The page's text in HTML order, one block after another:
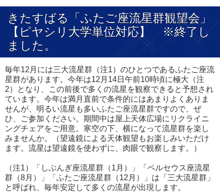
きたすばる「ふたご座流星群観望会」
【ピヤシリ大学単位対応】 ※終了し
ました。
毎年12月には三大流星群（注1）のひとつであるふたご座流
星群があります。今年は12月14日午前10時頃に極大（注
2）となり、この前後で多くの流星を観察できると予想され
ています。今年は満月直前で条件的にはあまりよくありま
せんが、明るい流星も多いふたご座流星群ですので、ぜ
ひ、ご参加ください。期間中は屋上天体広場にリクライニ
ングチェアをご用意。寒空の下、横になって流星群を楽し
みませんか。（望遠鏡による天体観望もお楽しみいただけ
ます。流星は望遠鏡を使わずに、肉眼で観察します。）
（注1）「しぶんぎ座流星群（1月）」「ペルセウス座流星
群（8月）」「ふたご座流星群（12月）」は「三大流星群」
と呼ばれ、毎年安定して多くの流星が出現します。